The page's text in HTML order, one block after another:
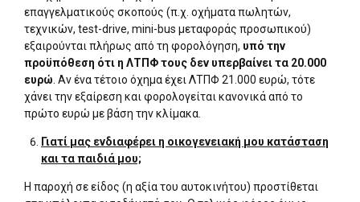
επαγγελματικούς σκοπούς (π.χ. οχήματα πωλητών,
τεχνικών, test-drive, mini-bus μεταφοράς προσωπικού)
εξαιρούνται πλήρως από τη φορολόγηση, υπό την
προϋπόθεση ότι η ΛΤΠΦ τους δεν υπερβαίνει τα 20.000
ευρώ . Αν ένα τέτοιο όχημα έχει ΛΤΠΦ 21.000 ευρώ, τότε
χάνει την εξαίρεση και φορολογείται κανονικά από το
πρώτο ευρώ με βάση την κλίμακα.
Γιατί μας ενδιαφέρει η οικογενειακή μου κατάσταση
και τα παιδιά μου;
Η παροχή σε είδος (η αξία του αυτοκινήτου) προστίθεται